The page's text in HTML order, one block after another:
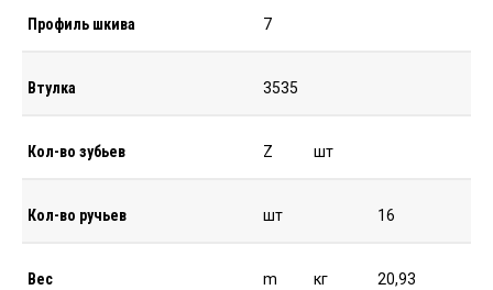
Профиль шкива 7
Втулка 3535
Кол-во зубьев Z шт
Кол-во ручьев шт 16
Вес m кг 20,93